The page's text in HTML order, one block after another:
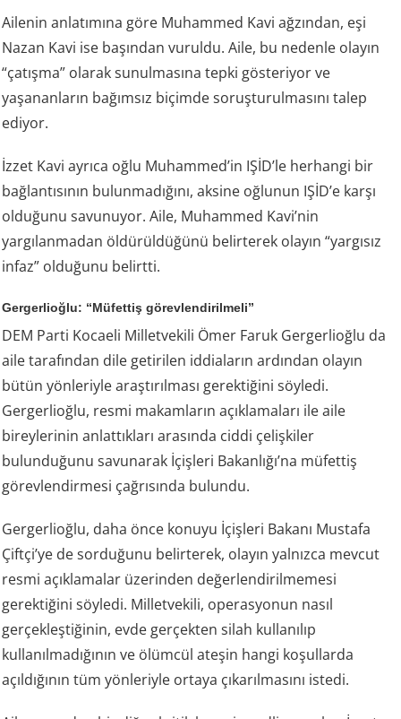
Ailenin anlatımına göre Muhammed Kavi ağzından, eşi
Nazan Kavi ise başından vuruldu. Aile, bu nedenle olayın
“çatışma” olarak sunulmasına tepki gösteriyor ve
yaşananların bağımsız biçimde soruşturulmasını talep
ediyor.
İzzet Kavi ayrıca oğlu Muhammed’in IŞİD’le herhangi bir
bağlantısının bulunmadığını, aksine oğlunun IŞİD’e karşı
olduğunu savunuyor. Aile, Muhammed Kavi’nin
yargılanmadan öldürüldüğünü belirterek olayın “yargısız
infaz” olduğunu belirtti.
Gergerlioğlu: “Müfettiş görevlendirilmeli”
DEM Parti Kocaeli Milletvekili Ömer Faruk Gergerlioğlu da
aile tarafından dile getirilen iddiaların ardından olayın
bütün yönleriyle araştırılması gerektiğini söyledi.
Gergerlioğlu, resmi makamların açıklamaları ile aile
bireylerinin anlattıkları arasında ciddi çelişkiler
bulunduğunu savunarak İçişleri Bakanlığı’na müfettiş
görevlendirmesi çağrısında bulundu.
Gergerlioğlu, daha önce konuyu İçişleri Bakanı Mustafa
Çiftçi’ye de sorduğunu belirterek, olayın yalnızca mevcut
resmi açıklamalar üzerinden değerlendirilmemesi
gerektiğini söyledi. Milletvekili, operasyonun nasıl
gerçekleştiğinin, evde gerçekten silah kullanılıp
kullanılmadığının ve ölümcül ateşin hangi koşullarda
açıldığının tüm yönleriyle ortaya çıkarılmasını istedi.